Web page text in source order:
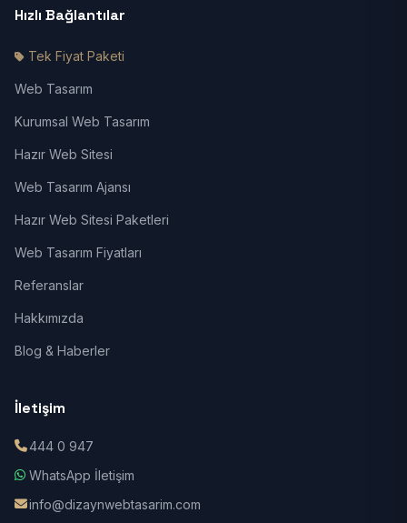
Hızlı Bağlantılar
Tek Fiyat Paketi
Web Tasarım
Kurumsal Web Tasarım
Hazır Web Sitesi
Web Tasarım Ajansı
Hazır Web Sitesi Paketleri
Web Tasarım Fiyatları
Referanslar
Hakkımızda
Blog & Haberler
İletişim
444 0 947
WhatsApp İletişim
info@dizaynwebtasarim.com